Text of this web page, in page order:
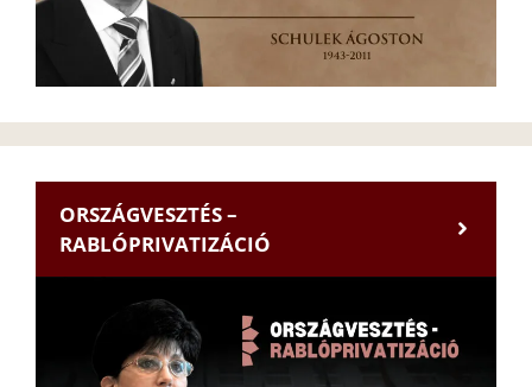
ORSZÁGVESZTÉS –
RABLÓPRIVATIZÁCIÓ